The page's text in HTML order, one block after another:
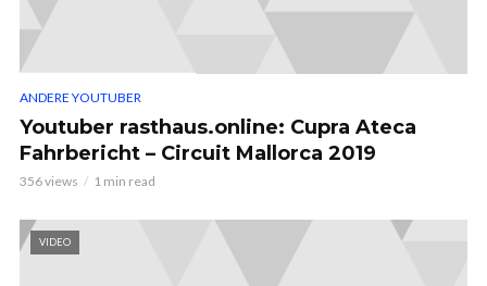
ANDERE YOUTUBER
Youtuber rasthaus.online: Cupra Ateca
Fahrbericht – Circuit Mallorca 2019
356 views 1 min read
VIDEO